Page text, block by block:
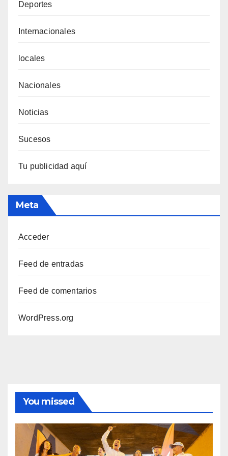
Deportes
Internacionales
locales
Nacionales
Noticias
Sucesos
Tu publicidad aquí
Meta
Acceder
Feed de entradas
Feed de comentarios
WordPress.org
You missed